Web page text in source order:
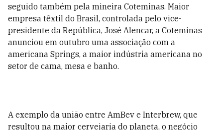
seguido também pela mineira Coteminas. Maior
empresa têxtil do Brasil, controlada pelo vice-
presidente da República, José Alencar, a Coteminas
anunciou em outubro uma associação com a
americana Springs, a maior indústria americana no
setor de cama, mesa e banho.
A exemplo da união entre AmBev e Interbrew, que
resultou na maior cervejaria do planeta, o negócio